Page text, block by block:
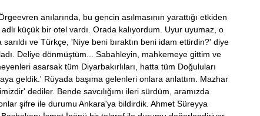
anılarında, bu gencin asılmasının yarattığı etkiden
küçük bir otel vardı. Orada kalıyordum. Uyur uyumaz, o
ve Türkçe, 'Niye beni bıraktın beni idam ettirdin?' diye
Deliye dönmüştüm... Sabahleyin, mahkemeye gittim ve
asarsak tüm Diyarbakırlıları, hatta tüm Doğuluları
geldik.' Rüyada başıma gelenleri onlara anlattım. Mazhar
dediler. Bende savcılığımı ileri sürdüm, aramızda
şifre ile durumu Ankara'ya bildirdik. Ahmet Süreyya